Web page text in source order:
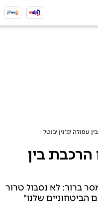
עפולה לג'נין יבוטל
הרכבת בין
ברור: לא נסבול טרור
הביטחוניים שלנו"